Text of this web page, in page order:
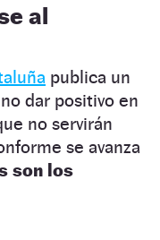
al
publica un
dar positivo en
no servirán
se avanza
son los